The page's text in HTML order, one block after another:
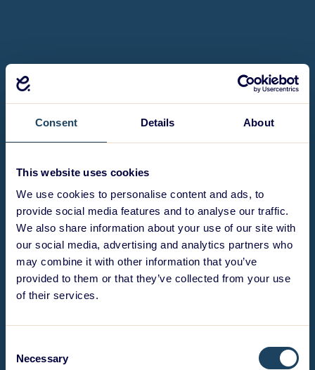
Consent Details About
This website uses cookies
We use cookies to personalise content and ads, to
provide social media features and to analyse our traffic.
We also share information about your use of our site with
our social media, advertising and analytics partners who
may combine it with other information that you’ve
provided to them or that they’ve collected from your use
of their services.
Selection
Necessary